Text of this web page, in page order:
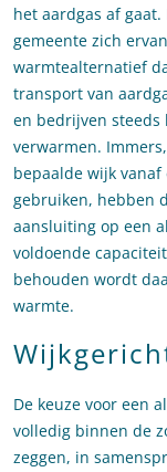
het aardgas af
gemeente zich
warmtealternatief
transport van
en bedrijven
verwarmen.
bepaalde wijk
gebruiken, hebben
aansluiting op een
voldoende
behouden wordt
warmte.
De keuze voor een
volledig binnen de
zeggen, in